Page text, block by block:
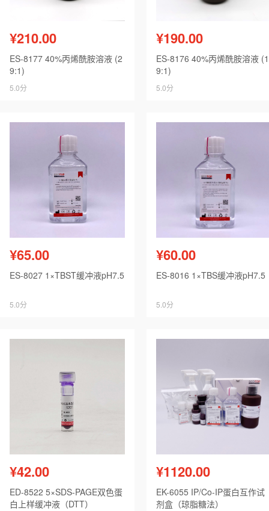
¥210.00
ES-8177 40%丙烯酰胺溶液 (2
9:1)
5.0分
¥190.00
ES-8176 40%丙烯酰胺溶液 (1
9:1)
5.0分
¥65.00
ES-8027 1×TBST缓冲液pH7.5
5.0分
¥60.00
ES-8016 1×TBS缓冲液pH7.5
5.0分
¥42.00
ED-8522 5×SDS-PAGE双色蛋
白上样缓冲液（DTT）
¥1120.00
EK-6055 IP/Co-IP蛋白互作试
剂盒（琼脂糖法）